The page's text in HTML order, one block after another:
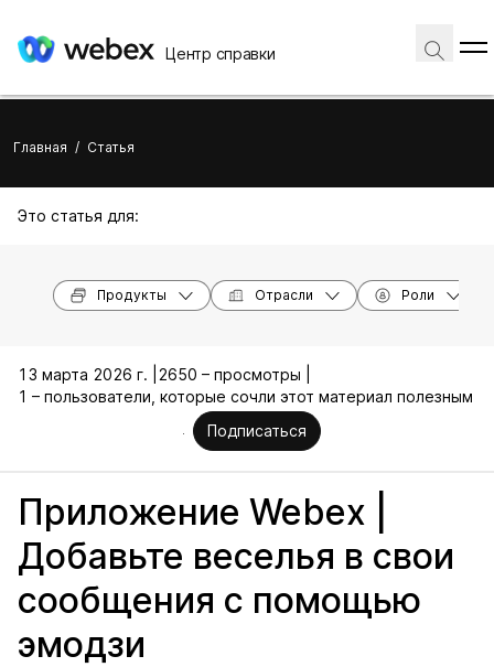
Центр справки
Главная / Статья
Это статья для:
Продукты Отрасли Роли
13 марта 2026 г. |
2650 – просмотры |
1 – пользователи, которые сочли этот материал полезным
Подписаться
Приложение Webex |
Добавьте веселья в свои
сообщения с помощью
эмодзи